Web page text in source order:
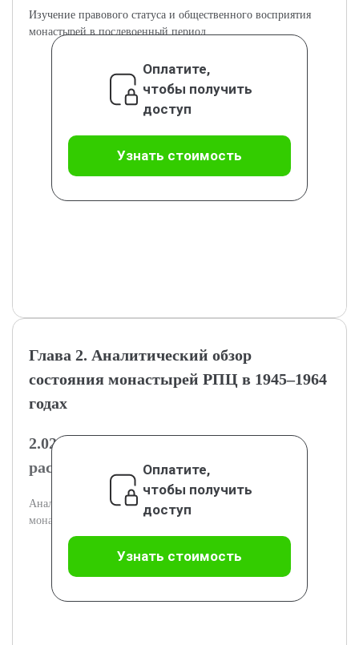
Изучение правового статуса и общественного восприятия
монастырей в послевоенный период.
Оплатите,
чтобы получить
доступ
Узнать стоимость
Глава 2. Аналитический обзор
состояния монастырей РПЦ в 1945–1964
годах
2.02.1. Динамика численности и
распределение монашествующих
Анализ численности и географического распределения
монахов и монахинь в монастырях.
Оплатите,
чтобы получить
доступ
Узнать стоимость